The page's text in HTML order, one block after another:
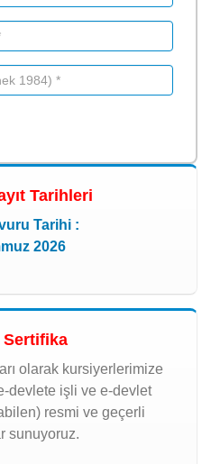
Tarihleri
Tarihi :
2026
Sertifika
olarak kursiyerlerimize
devlete işli ve e-devlet
resmi ve geçerli
sunuyoruz.